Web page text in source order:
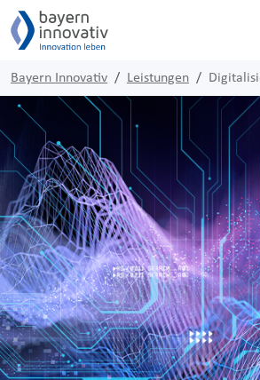
Bayern Innovativ Leistungen